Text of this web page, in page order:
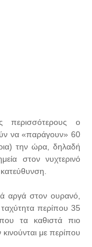
περισσότερους ο
να «παράγουν» 60
την ώρα, δηλαδή
στον νυχτερινό
αργά στον ουρανό,
περίπου 35
τα καθιστά πιο
με περίπου